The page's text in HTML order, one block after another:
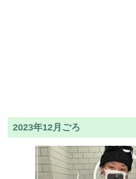
2023年12月ごろ